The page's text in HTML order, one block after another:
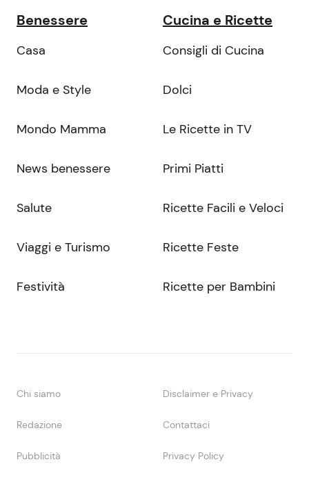
Benessere
Casa
Moda e Style
Mondo Mamma
News benessere
Salute
Viaggi e Turismo
Festività
Cucina e Ricette
Consigli di Cucina
Dolci
Le Ricette in TV
Primi Piatti
Ricette Facili e Veloci
Ricette Feste
Ricette per Bambini
Chi siamo Disclaimer e Privacy
Redazione Contattaci
Pubblicità Privacy Policy